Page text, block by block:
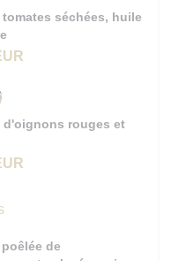
séchées, huile
d'oignons rouges et
de